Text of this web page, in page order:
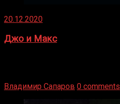
20.12.2020
Джо и Макс
Владимир Сапаров 0 comments